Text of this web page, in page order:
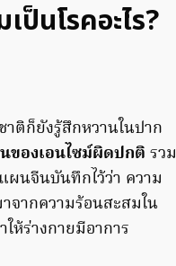
ป็นโรคอะไร?
ติก็ยังรู้สึกหวานในปาก
ของเอนไซม์ผิดปกติ รวม
ผนจีนบันทึกไว้ว่า ความ
จากความร้อนสะสมใน
ห้ร่างกายมีอาการ